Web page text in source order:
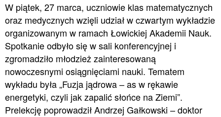
W piątek, 27 marca, uczniowie klas matematycznych
oraz medycznych wzięli udział w czwartym wykładzie
organizowanym w ramach Łowickiej Akademii Nauk.
Spotkanie odbyło się w sali konferencyjnej i
zgromadziło młodzież zainteresowaną
nowoczesnymi osiągnięciami nauki. Tematem
wykładu była „Fuzja jądrowa – as w rękawie
energetyki, czyli jak zapalić słońce na Ziemi”.
Prelekcję poprowadził Andrzej Gałkowski – doktor
–
o
energii
przyszłości